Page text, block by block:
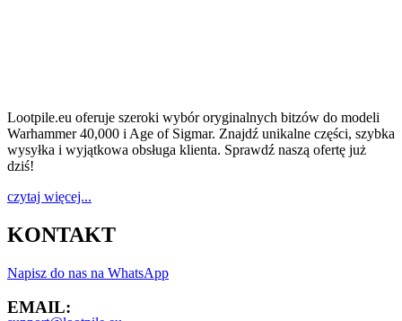
Lootpile.eu oferuje szeroki wybór oryginalnych bitzów do modeli
Warhammer 40,000 i Age of Sigmar. Znajdź unikalne części, szybka
wysyłka i wyjątkowa obsługa klienta. Sprawdź naszą ofertę już
dziś!
czytaj więcej...
KONTAKT
Napisz do nas na WhatsApp
EMAIL: